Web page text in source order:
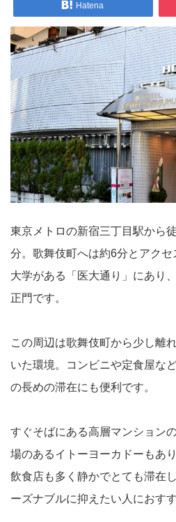
Hatena
東京メトロの新宿三丁目駅から
分。歌舞伎町へは約6分とアク
大学がある「医大通り」にあり
正門です。
この周辺は歌舞伎町から少し離
いた環境。コンビニや定食屋な
の長めの滞在にも便利です。
すぐそばにある高層マンション
場のあるイトーヨーカドーもあり
飲食店も多く静かでとても滞在
ーズナブルに抑えたい人におす